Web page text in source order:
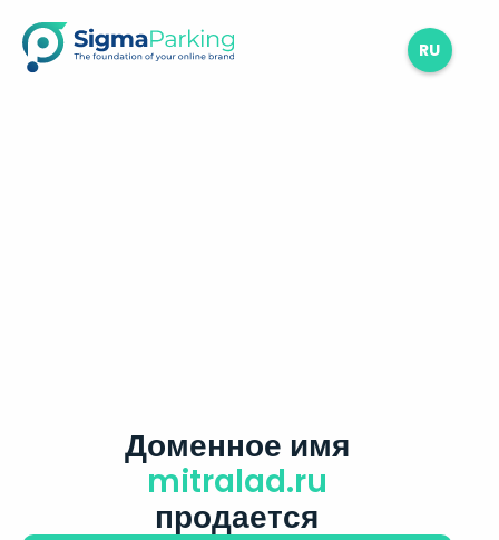
RU
Доменное имя
mitralad.ru
продается